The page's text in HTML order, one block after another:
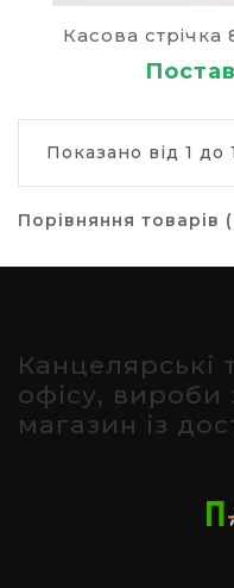
Касова
Показано від 1 до
Порівняння товарів
Канцелярські
офісу, вироби
магазин із